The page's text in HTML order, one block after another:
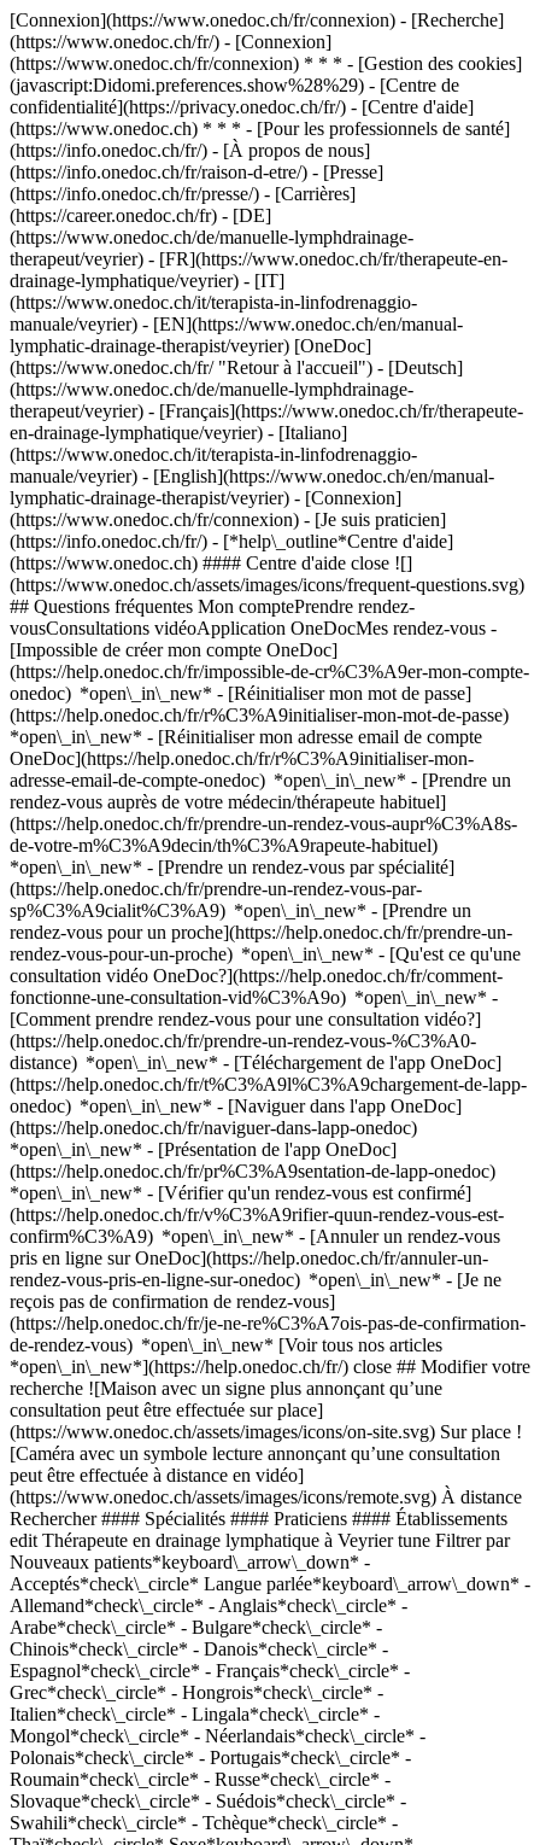
[Connexion](https://www.onedoc.ch/fr/connexion) - [Recherche]
(https://www.onedoc.ch/fr/) - [Connexion]
(https://www.onedoc.ch/fr/connexion) * * * - [Gestion des cookies]
(javascript:Didomi.preferences.show%28%29) - [Centre de
confidentialité](https://privacy.onedoc.ch/fr/) - [Centre d'aide]
(https://www.onedoc.ch) * * * - [Pour les professionnels de santé]
(https://info.onedoc.ch/fr/) - [À propos de nous]
(https://info.onedoc.ch/fr/raison-d-etre/) - [Presse]
(https://info.onedoc.ch/fr/presse/) - [Carrières]
(https://career.onedoc.ch/fr) - [DE]
(https://www.onedoc.ch/de/manuelle-lymphdrainage-
therapeut/veyrier) - [FR](https://www.onedoc.ch/fr/therapeute-en-
drainage-lymphatique/veyrier) - [IT]
(https://www.onedoc.ch/it/terapista-in-linfodrenaggio-
manuale/veyrier) - [EN](https://www.onedoc.ch/en/manual-
lymphatic-drainage-therapist/veyrier) [OneDoc]
(https://www.onedoc.ch/fr/ "Retour à l'accueil") - [Deutsch]
(https://www.onedoc.ch/de/manuelle-lymphdrainage-
therapeut/veyrier) - [Français](https://www.onedoc.ch/fr/therapeute-
en-drainage-lymphatique/veyrier) - [Italiano]
(https://www.onedoc.ch/it/terapista-in-linfodrenaggio-
manuale/veyrier) - [English](https://www.onedoc.ch/en/manual-
lymphatic-drainage-therapist/veyrier) - [Connexion]
(https://www.onedoc.ch/fr/connexion) - [Je suis praticien]
(https://info.onedoc.ch/fr/) - [*help\_outline*Centre d'aide]
(https://www.onedoc.ch) #### Centre d'aide close ![]
(https://www.onedoc.ch/assets/images/icons/frequent-questions.svg)
## Questions fréquentes Mon comptePrendre rendez-
vousConsultations vidéoApplication OneDocMes rendez-vous -
[Impossible de créer mon compte OneDoc]
(https://help.onedoc.ch/fr/impossible-de-cr%C3%A9er-mon-compte-
onedoc) *open\_in\_new* - [Réinitialiser mon mot de passe]
(https://help.onedoc.ch/fr/r%C3%A9initialiser-mon-mot-de-passe)
*open\_in\_new* - [Réinitialiser mon adresse email de compte
OneDoc](https://help.onedoc.ch/fr/r%C3%A9initialiser-mon-
adresse-email-de-compte-onedoc) *open\_in\_new* - [Prendre un
rendez-vous auprès de votre médecin/thérapeute habituel]
(https://help.onedoc.ch/fr/prendre-un-rendez-vous-aupr%C3%A8s-
de-votre-m%C3%A9decin/th%C3%A9rapeute-habituel)
*open\_in\_new* - [Prendre un rendez-vous par spécialité]
(https://help.onedoc.ch/fr/prendre-un-rendez-vous-par-
sp%C3%A9cialit%C3%A9) *open\_in\_new* - [Prendre un
rendez-vous pour un proche](https://help.onedoc.ch/fr/prendre-un-
rendez-vous-pour-un-proche) *open\_in\_new* - [Qu'est ce qu'une
consultation vidéo OneDoc?](https://help.onedoc.ch/fr/comment-
fonctionne-une-consultation-vid%C3%A9o) *open\_in\_new* -
[Comment prendre rendez-vous pour une consultation vidéo?]
(https://help.onedoc.ch/fr/prendre-un-rendez-vous-%C3%A0-
distance) *open\_in\_new* - [Téléchargement de l'app OneDoc]
(https://help.onedoc.ch/fr/t%C3%A9l%C3%A9chargement-de-lapp-
onedoc) *open\_in\_new* - [Naviguer dans l'app OneDoc]
(https://help.onedoc.ch/fr/naviguer-dans-lapp-onedoc)
*open\_in\_new* - [Présentation de l'app OneDoc]
(https://help.onedoc.ch/fr/pr%C3%A9sentation-de-lapp-onedoc)
*open\_in\_new* - [Vérifier qu'un rendez-vous est confirmé](https://help.onedoc.ch/fr/v%C3%A9rifier-quun-rendez-vous-est-confirm%C3%A9) *open\_in\_new* - [Annuler un rendez-vous pris en ligne sur OneDoc](https://help.onedoc.ch/fr/annuler-un-rendez-vous-pris-en-ligne-sur-onedoc) *open\_in\_new* - [Je ne reçois pas de confirmation de rendez-vous](https://help.onedoc.ch/fr/je-ne-re%C3%A7ois-pas-de-confirmation-de-rendez-vous) *open\_in\_new* [Voir tous nos articles *open\_in\_new*](https://help.onedoc.ch/fr/) close ## Modifier votre recherche ![Maison avec un signe plus annonçant qu’une consultation peut être effectuée sur place](https://www.onedoc.ch/assets/images/icons/on-site.svg) Sur place ![Caméra avec un symbole lecture annonçant qu’une consultation peut être effectuée à distance en vidéo](https://www.onedoc.ch/assets/images/icons/remote.svg) À distance Rechercher #### Spécialités #### Praticiens #### Établissements edit Thérapeute en drainage lymphatique à Veyrier tune Filtrer par Nouveaux patients*keyboard\_arrow\_down* - Acceptés*check\_circle* Langue parlée*keyboard\_arrow\_down* - Allemand*check\_circle* - Anglais*check\_circle* - Arabe*check\_circle* - Bulgare*check\_circle* - Chinois*check\_circle* - Danois*check\_circle* - Espagnol*check\_circle* - Français*check\_circle* - Grec*check\_circle* - Hongrois*check\_circle* - Italien*check\_circle* - Lingala*check\_circle* - Mongol*check\_circle* - Néerlandais*check\_circle* - Polonais*check\_circle* - Portugais*check\_circle* - Roumain*check\_circle* - Russe*check\_circle* - Slovaque*check\_circle* - Suédois*check\_circle* - Swahili*check\_circle* - Tchèque*check\_circle* - Thaï*check\_circle* Sexe*keyboard\_arrow\_down* - Femme*check\_circle* - Homme*check\_circle* Réseau*keyboard\_arrow\_down* - ASCA*check\_circle* - RME*check\_circle* - APTN*check\_circle* Disponibilité*keyboard\_arrow\_down* - Disponible aujourdhui*check\_circle* - Dans les 3 prochains jours*check\_circle* - Dans les 7 prochains jours*check\_circle* - Dans les 14 prochains jours*check\_circle* # Thérapeute en drainage lymphatique à Veyrier: prenez rendez-vous en ligne aujourd'hui ## 4 résultats à Veyrier [![Mme Lalita Yannick Bauquis, thérapeute en drainage lymphatique à Veyrier](https://assets.onedoc.ch/images/users/85395c15acf0db15df570f5c3a9a6c4b69e40de47dc7d57b80e77bd3142e891f-small.jpg "Mme Lalita Yannick Bauquis, thérapeute en drainage lymphatique à Veyrier")](https://www.onedoc.ch/fr/therapeute-en-drainage-lymphatique/veyrier/pj4t/lalita-yannick-bauquis) ### [Mme Lalita Yannick Bauquis](https://www.onedoc.ch/fr/therapeute-en-drainage-lymphatique/veyrier/pj4t/lalita-yannick-bauquis) ![Badge indiquant un profil vérifié](https://www.onedoc.ch/assets/images/icons/checkmark.svg) Thérapeute en drainage lymphatique Espace Gaïa-Light, Veyrier Route du Pas-de-l'Echelle 104 1255 Veyrier ![Mme Lalita Yannick Bauquis est affiliée au réseau ASCA](https://assets.onedoc.ch/images/networks/logos/496d325fd4282f2f0a46197dd629fd16fcd2d324839e441a2a65aaa74df08a15-small.png) ![Icône patient avec un signe plus annonçant que le professionnel accepte de nouveaux patients](https://www.onedoc.ch/assets/images/icons/new-patients.svg)Accepte les nouveaux patients [Réserver un RDV](https://www.onedoc.ch/fr/therapeute-en-drainage-lymphatique/veyrier/pj4t/lalita-yannick-bauquis) *chevron\_left* lun. 03 août *chevron\_right* Voir plus de rendez-vous *error\_outline* Une erreur s'est produite lors du chargement des disponibilités [Réessayer](https://www.onedoc.ch) [![Mme Françoise Troussieux, masseuse classique à Veyrier](https://assets.onedoc.ch/images/users/3e0e8a7a88c46af53adf036f69e945b1ea165f85b99f2c6d7e73475bee9e7513-small.jpg "Mme Françoise Troussieux, masseuse classique à Veyrier")](https://www.onedoc.ch/fr/masseuse-classique/veyrier/pcvif/francoise-troussieux) ### [Mme Françoise Troussieux](https://www.onedoc.ch/fr/masseuse-classique/veyrier/pcvif/francoise-troussieux) ![Badge indiquant un profil vérifié](https://www.onedoc.ch/assets/images/icons/checkmark.svg) [Masseuse classique](https://www.onedoc.ch/fr/masseur-classique/veyrier), Thérapeute en drainage lymphatique Centre Edelweiss Plénitude Chemin de Blonay 1D 1234 Veyrier ![Mme Françoise Troussieux est affiliée au réseau ASCA](https://assets.onedoc.ch/images/networks/logos/496d325fd4282f2f0a46197dd629fd16fcd2d324839e441a2a65aaa74df08a15-small.png)![Mme Françoise Troussieux est affiliée au réseau RME](https://assets.onedoc.ch/images/networks/logos/a202aabd14cdddb5ff03205af2481fb805645ff903773c55a6c572d22f23762e-small.png) ![Icône patient avec un signe plus annonçant que le professionnel accepte de nouveaux patients](https://www.onedoc.ch/assets/images/icons/new-patients.svg)Accepte les nouveaux patients [Réserver un RDV](https://www.onedoc.ch/fr/masseuse-classique/veyrier/pcvif/francoise-troussieux) *chevron\_left* lun. 03 août *chevron\_right* Voir plus de rendez-vous *error\_outline* Une erreur s'est produite lors du chargement des disponibilités [Réessayer](https://www.onedoc.ch) [![Mme Malorie Vernaz-Bassani, thérapeute en drainage lymphatique à Veyrier](https://assets.onedoc.ch/images/users/9bad01e151a194cca1e804fbc50f783104561b407d054094550775534e44af92-small.jpg "Mme Malorie Vernaz-Bassani, thérapeute en drainage lymphatique à Veyrier")](https://www.onedoc.ch/fr/therapeute-en-drainage-lymphatique/veyrier/pk4o/malorie-vernaz-bassani) ### [Mme Malorie Vernaz-Bassani](https://www.onedoc.ch/fr/therapeute-en-drainage-lymphatique/veyrier/pk4o/malorie-vernaz-bassani) ![Badge indiquant un profil vérifié](https://www.onedoc.ch/assets/images/icons/checkmark.svg) Thérapeute en drainage lymphatique Malorie Capsule Bien-Être Chemin de Sous-Balme 8 1255 Veyrier ![Mme Malorie Vernaz-Bassani est affiliée au réseau ASCA](https://assets.onedoc.ch/images/networks/logos/496d325fd4282f2f0a46197dd629fd16fcd2d324839e441a2a65aaa74df08a15-small.png) ![Icône patient avec un signe plus annonçant que le professionnel accepte de nouveaux patients](https://www.onedoc.ch/assets/images/icons/new-patients.svg)Accepte les nouveaux patients [Réserver un RDV](https://www.onedoc.ch/fr/therapeute-en-drainage-lymphatique/veyrier/pk4o/malorie-vernaz-bassani) *chevron\_left* lun. 03 août *chevron\_right* Voir plus de rendez-vous *error\_outline* Une erreur s'est produite lors du chargement des disponibilités [Réessayer](https://www.onedoc.ch) ## __Thérapeutes en drainage lymphatique__: d'autres spécialistes sont réservables en ligne dans les environs de __Veyrier__ [![Mme Catherine Battras, thérapeute en drainage lymphatique à Genève](https://assets.onedoc.ch/images/users/e517f38e93c201c4c27d6dff56c8664e34e19ae294dc1c4ef70ac62fcb4230d5-small.jpg "Mme Catherine Battras, thérapeute en drainage lymphatique à Genève")](https://www.onedoc.ch/fr/therapeute-en-drainage-lymphatique/geneve/pcx91/catherine-battras) ### [Mme Catherine Battras](https://www.onedoc.ch/fr/therapeute-en-drainage-lymphatique/geneve/pcx91/catherine-battras) ![Badge indiquant un profil vérifié](https://www.onedoc.ch/assets/images/icons/checkmark.svg) [Thérapeute en drainage lymphatique](https://www.onedoc.ch/fr/therapeute-en-drainage-lymphatique/geneve) Wellness Institut Avenue de Miremont 13 1206 Genève ![Mme Catherine Battras est affiliée au réseau ASCA](https://assets.onedoc.ch/images/networks/logos/496d325fd4282f2f0a46197dd629fd16fcd2d324839e441a2a65aaa74df08a15-small.png)![Mme Catherine Battras est affiliée au réseau RME](https://assets.onedoc.ch/images/networks/logos/a202aabd14cdddb5ff03205af2481fb805645ff903773c55a6c572d22f23762e-small.png) ![Icône patient avec un signe plus annonçant que le professionnel accepte de nouveaux patients](https://www.onedoc.ch/assets/images/icons/new-patients.svg)Accepte les nouveaux patients [Réserver un RDV](https://www.onedoc.ch/fr/therapeute-en-drainage-lymphatique/geneve/pcx91/catherine-battras) [![M. Juan Carlos Machuca Estrada, masseur classique à Genève](https://assets.onedoc.ch/images/users/c571059df64fcf8d294ff84a05d35c3cf609b7871ced807af077ddb474713258-small.jpg "M. Juan Carlos Machuca Estrada, masseur classique à Genève")](https://www.onedoc.ch/fr/masseur-classique/geneve/pcxha/juan-carlos-machuca-estrada) ### [M. Juan Carlos Machuca Estrada](https://www.onedoc.ch/fr/masseur-classique/geneve/pcxha/juan-carlos-machuca-estrada) ![Badge indiquant un profil vérifié](https://www.onedoc.ch/assets/images/icons/checkmark.svg) [Masseur classique](https://www.onedoc.ch/fr/masseur-classique/geneve), [Thérapeute en drainage lymphatique](https://www.onedoc.ch/fr/therapeute-en-drainage-lymphatique/geneve) [Osteo Clinics](https://www.onedoc.ch/fr/cabinet-d-osteopathie/geneve/ebc0v/osteo-clinics) Route de Malagnou 53 1208 Genève ![M. Juan Carlos Machuca Estrada est affilié au réseau ASCA](https://assets.onedoc.ch/images/networks/logos/496d325fd4282f2f0a46197dd629fd16fcd2d324839e441a2a65aaa74df08a15-small.png) ![Icône patient avec un signe plus annonçant que le professionnel accepte de nouveaux patients](https://www.onedoc.ch/assets/images/icons/new-patients.svg)Accepte les nouveaux patients [Réserver un RDV](https://www.onedoc.ch/fr/masseur-classique/geneve/pcxha/juan-carlos-machuca-estrada) [![Mme Alexia Cubero, naturopathe MCO/TEN à Genève](https://assets.onedoc.ch/images/users/f86ff7fa8063ef95a11ef39efabdf23ea367c77e79ae3cb5ecf5447455e62b40-small.jpg "Mme Alexia Cubero, naturopathe MCO/TEN à Genève")](https://www.onedoc.ch/fr/naturopathe-mco-ten/geneve/pc00r/alexia-cubero) ### [Mme Alexia Cubero](https://www.onedoc.ch/fr/naturopathe-mco-ten/geneve/pc00r/alexia-cubero) ![Badge indiquant un profil vérifié](https://www.onedoc.ch/assets/images/icons/checkmark.svg) [Naturopathe MCO/TEN](https://www.onedoc.ch/fr/naturopathe-mco-ten/geneve), [Thérapeute en drainage lymphatique](https://www.onedoc.ch/fr/therapeute-en-drainage-lymphatique/geneve) [Osteo Clinics](https://www.onedoc.ch/fr/ca